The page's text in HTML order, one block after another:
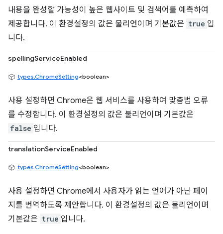
내용을 완성할 가능성이 높은 웹사이트 및 검색어를 예측하여
제공합니다. 이 환경설정의 값은 불리언이며 기본값은 true 입
니다.
spellingServiceEnabled
types.ChromeSetting<boolean>
사용 설정하면 Chrome은 웹 서비스를 사용하여 맞춤법 오류
를 수정합니다. 이 환경설정의 값은 불리언이며 기본값은
false 입니다.
translationServiceEnabled
types.ChromeSetting<boolean>
사용 설정하면 Chrome에서 사용자가 읽는 언어가 아닌 페이
지를 번역하도록 제안합니다. 이 환경설정의 값은 불리언이며
기본값은 true 입니다.